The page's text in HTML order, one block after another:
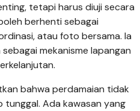
tetapi harus diuji secara
berhenti sebagai
atau foto bersama. Ia
mekanisme lapangan
bahwa perdamaian tidak
tunggal. Ada kawasan yang